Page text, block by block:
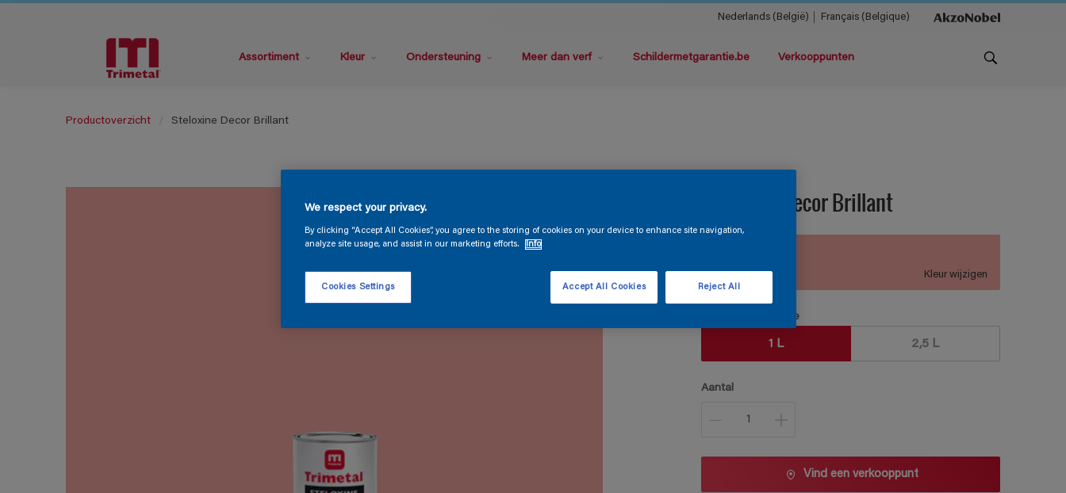
Nederlands (België) Français (Belgique)
Assortiment Kleur Ondersteuning Meer dan verf Schildermetgarantie.be Verkooppunten
Productoverzicht Steloxine Decor Brillant
Steloxine Decor Brillant
Kleur wijzigen
Verpakkingsgrootte
1 L 2,5 L
Aantal
Vind een verkooppunt
We respect your privacy.
By clicking “Accept All Cookies”, you agree to the storing of cookies on your device to enhance site navigation,
analyze site usage, and assist in our marketing efforts.
Info
Cookies Settings Reject All
Accept All Cookies